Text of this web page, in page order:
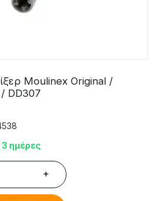
Moulinex Original /
DD307
3 ημέρες
+